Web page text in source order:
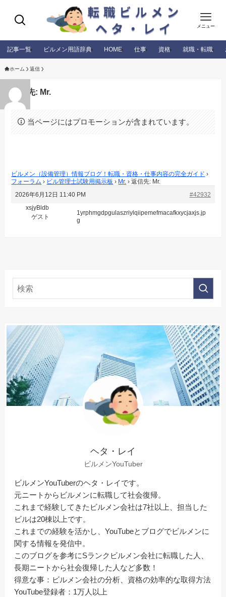
メニュー
記事一覧 ビルメン用語辞典 HOME 仕事 資格 就職・転職
ホーム 返信
返信先: Mr.
当ページにはプロモーションが含まれています。
ビルメン（設備管理）情報ブログ！転職・資格・仕事内容の完全ガイド ›
フォーラム › ビル管理士試験用掲示板 › Mr. › 返信先: Mr.
2026年6月12日 11:40 PM
#42932
xsjyBldb
ゲスト
1yrphmgdpgulaszriylqiipemefmacafkxycjaxjs.jp
g
ヘタ・レイ
ビルメンYouTuber
ビルメンYouTuberのヘタ・レイです。
元ニートからビルメンに転職して社会復帰。
これまで経験してきたビルメン会社は7社以上、担当した
ビルは20棟以上です。
これまでの経験を活かし、YouTubeとブログでビルメンに
関する情報を発信中。
このブログを参考にSランクビルメン会社に転職した人、
長期ニートから社会復帰した人など多数！
得意な事：ビルメン会社の分析、資格の効率的な取得方法
YouTube登録者：1万人以上